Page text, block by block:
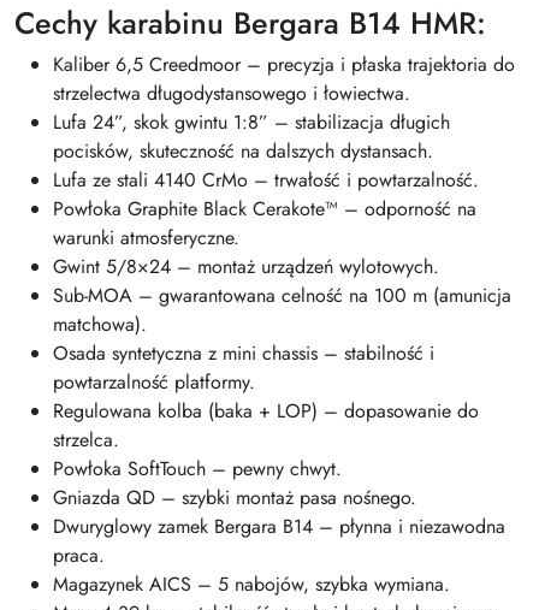
Cechy karabinu Bergara B14 HMR:
Kaliber 6,5 Creedmoor – precyzja i płaska trajektoria do
strzelectwa długodystansowego i łowiectwa.
Lufa 24”, skok gwintu 1:8” – stabilizacja długich
pocisków, skuteczność na dalszych dystansach.
Lufa ze stali 4140 CrMo – trwałość i powtarzalność.
Powłoka Graphite Black Cerakote™ – odporność na
warunki atmosferyczne.
Gwint 5/8×24 – montaż urządzeń wylotowych.
Sub-MOA – gwarantowana celność na 100 m (amunicja
matchowa).
Osada syntetyczna z mini chassis – stabilność i
powtarzalność platformy.
Regulowana kolba (baka + LOP) – dopasowanie do
strzelca.
Powłoka SoftTouch – pewny chwyt.
Gniazda QD – szybki montaż pasa nośnego.
Dwuryglowy zamek Bergara B14 – płynna i niezawodna
praca.
Magazynek AICS – 5 nabojów, szybka wymiana.